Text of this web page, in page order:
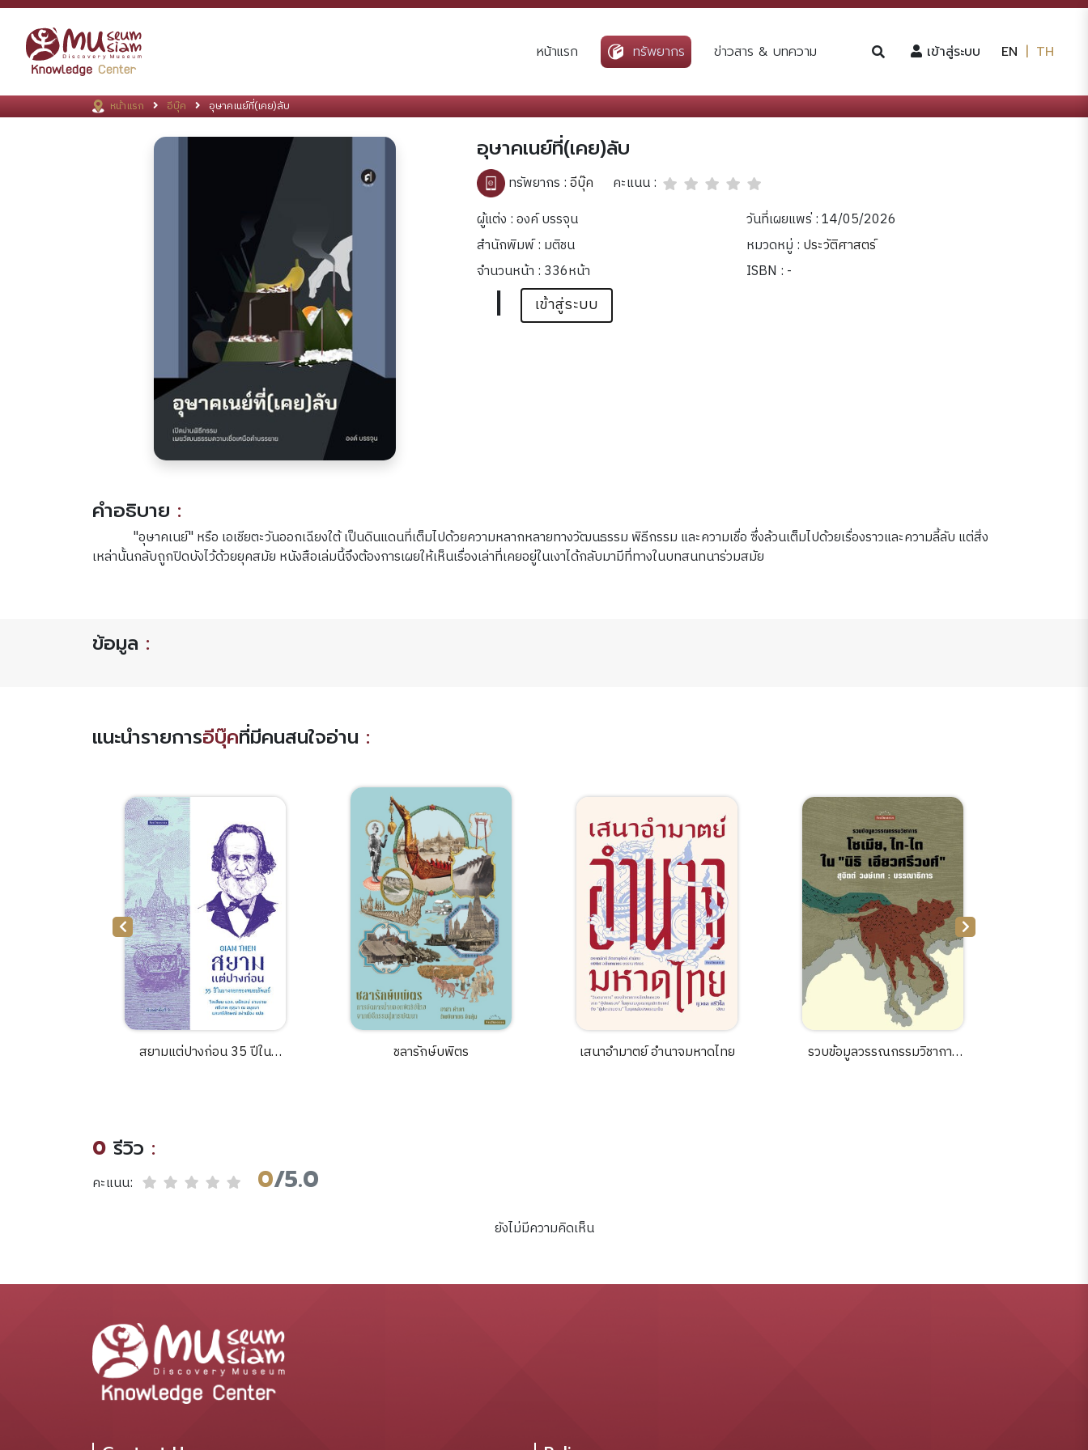
หน้าแรก ทรัพยากร ข่าวสาร & บทความ เข้าสู่ระบบ (current)
EN | TH
หน้าแรก อีบุ๊ค อุษาคเนย์ที่(เคย)ลับ
อุษาคเนย์ที่(เคย)ลับ
ทรัพยากร :อีบุ๊ค
คะแนน :
ผู้แต่ง : องค์ บรรจุน
วันที่เผยแพร่ : 14/05/2026
สำนักพิมพ์ : มติชน
หมวดหมู่ : ประวัติศาสตร์
จำนวนหน้า : 336หน้า
ISBN : -
| เข้าสู่ระบบ
คำอธิบาย :
"อุษาคเนย์" หรือ เอเชียตะวันออกเฉียงใต้ เป็นดินแดนที่เต็มไปด้วยความหลากหลายทางวัฒนธรรม พิธีกรรม และความเชื่อ ซึ่งล้วนเต็มไปด้วยเรื่องราวและความลี้ลับ แต่สิ่ง
เหล่านั้นกลับถูกปิดบังไว้ด้วยยุคสมัย หนังสือเล่มนี้จึงต้องการเผยให้เห็นเรื่องเล่าที่เคยอยู่ในเงาได้กลับมามีที่ทางในบทสนทนาร่วมสมัย
ข้อมูล :
แนะนำรายการอีบุ๊คที่มีคนสนใจอ่าน :
สยามแต่ปางก่อน 35 ปีใน
ชลารักษ์บพิตร เสนาอำมาตย์ อำนาจมหาดไทย
รวบข้อมูลวรรณกรรมวิชาการ
0 รีวิว :
คะแนน: 0/5.0
ยังไม่มีความคิดเห็น